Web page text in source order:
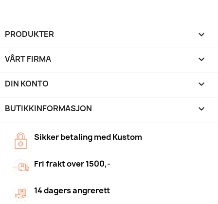
PRODUKTER 
VÅRT FIRMA 
DIN KONTO 
BUTIKKINFORMASJON keyboard_arrow_down
Sikker betaling med Kustom
Fri frakt over 1500,-
14 dagers angrerett